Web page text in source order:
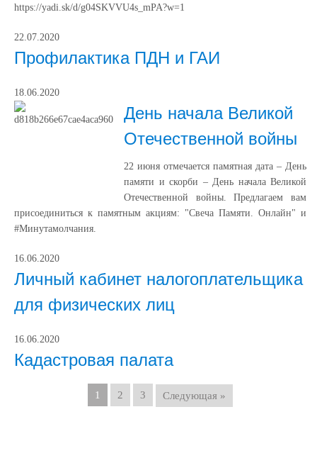
https://yadi.sk/d/g04SKVVU4s_mPA?w=1
22.07.2020
Профилактика ПДН и ГАИ
18.06.2020
День начала Великой
Отечественной войны
22 июня отмечается памятная дата – День
памяти и скорби – День начала Великой
Отечественной войны. Предлагаем вам
присоединиться к памятным акциям: "Свеча Памяти. Онлайн" и
#Минутамолчания.
16.06.2020
Личный кабинет налогоплательщика
для физических лиц
16.06.2020
Кадастровая палата
1 2 3 Следующая »